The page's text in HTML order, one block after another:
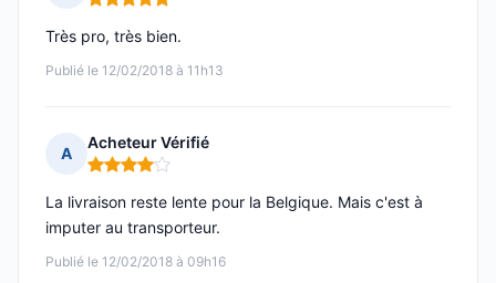
Note : 5 sur 5
Publié le 12/02/2018 à 11h13
Très pro, très bien.
A
Acheteur Vérifié
Note : 4 sur 5
Publié le 12/02/2018 à 09h16
La livraison reste lente pour la Belgique. Mais c'est à
imputer au transporteur.